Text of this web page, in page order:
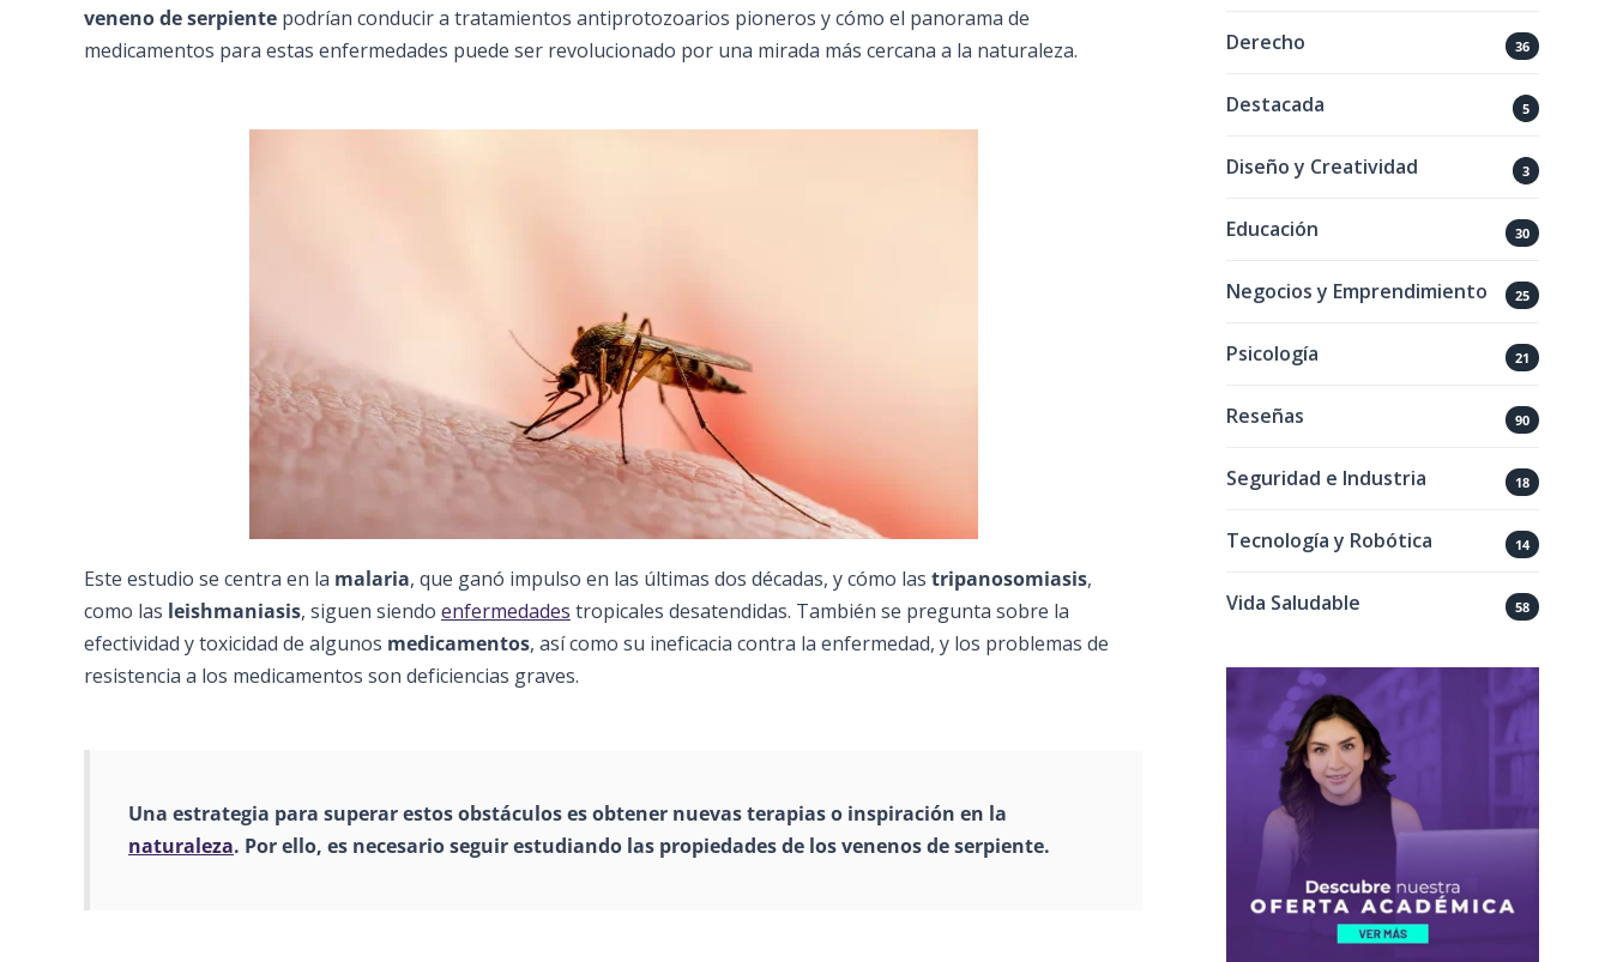
veneno de serpiente podrían conducir a tratamientos antiprotozoarios pioneros y cómo el panorama de
medicamentos para estas enfermedades puede ser revolucionado por una mirada más cercana a la naturaleza.
Este estudio se centra en la malaria, que ganó impulso en las últimas dos décadas, y cómo las tripanosomiasis,
como las leishmaniasis, siguen siendo enfermedades tropicales desatendidas. También se pregunta sobre la
efectividad y toxicidad de algunos medicamentos, así como su ineficacia contra la enfermedad, y los problemas de
resistencia a los medicamentos son deficiencias graves.
Una estrategia para superar estos obstáculos es obtener nuevas terapias o inspiración en la
naturaleza. Por ello, es necesario seguir estudiando las propiedades de los venenos de serpiente.
Derecho 36
Destacada 5
Diseño y Creatividad 3
Educación 30
Negocios y Emprendimiento 25
Psicología 21
Reseñas 90
Seguridad e Industria 18
Tecnología y Robótica 14
Vida Saludable 58